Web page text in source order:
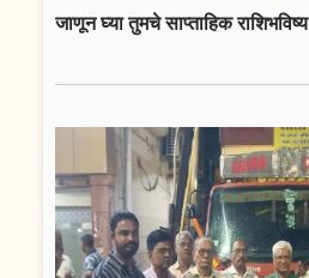
जाणून घ्या तुमचे साप्ताहिक राशिभविष्य